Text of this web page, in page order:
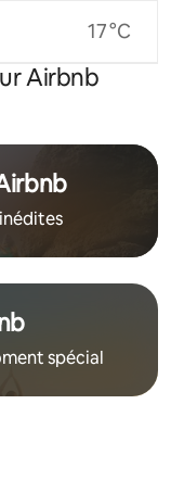
17 °C
Airbnb
spécial